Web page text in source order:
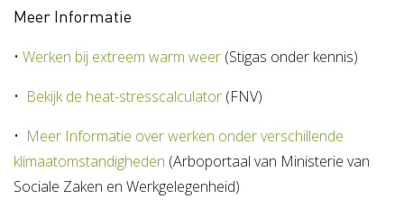
Meer Informatie
• Werken bij extreem warm weer (Stigas onder kennis)
• Bekijk de heat-stresscalculator (FNV)
• Meer Informatie over werken onder verschillende
klimaatomstandigheden (Arboportaal van Ministerie van
Sociale Zaken en Werkgelegenheid)